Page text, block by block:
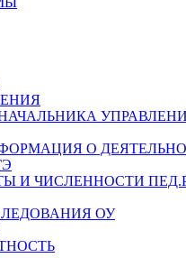
О
И ЧИСЛЕННОСТИ
ОУ